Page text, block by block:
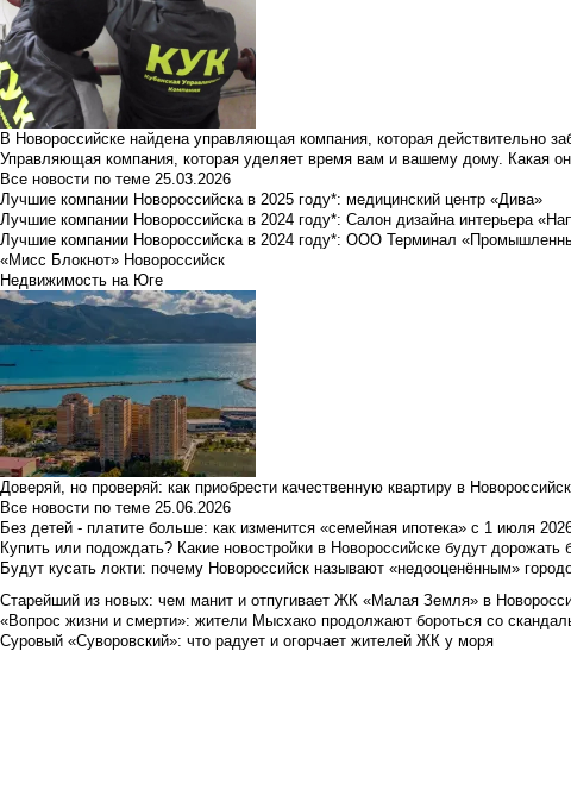
В Новороссийске найдена управляющая компания, которая действительно
Управляющая компания, которая уделяет время вам и вашему дому. Какая
Все новости по теме 25.03.2026
Лучшие компании Новороссийска в 2025 году*: медицинский центр «Дива»
Лучшие компании Новороссийска в 2024 году*: Салон дизайна интерьера
Лучшие компании Новороссийска в 2024 году*: ООО Терминал
«Мисс Блокнот» Новороссийск
Недвижимость на Юге
Доверяй, но проверяй: как приобрести качественную квартиру в
Все новости по теме 25.06.2026
Без детей - платите больше: как изменится «семейная ипотека» с 1 июля
Купить или подождать? Какие новостройки в Новороссийске будут дорожать
Будут кусать локти: почему Новороссийск называют «недооценённым»
Старейший из новых: чем манит и отпугивает ЖК «Малая Земля» в
«Вопрос жизни и смерти»: жители Мысхако продолжают бороться со
Суровый «Суворовский»: что радует и огорчает жителей ЖК у моря